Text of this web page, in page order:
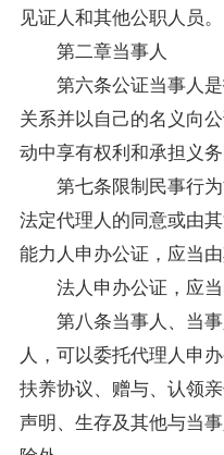
见证人和其他公职人员。
第二章当事人
第六条公证当事人是
关系并以自己的名义向
动中享有权利和承担义务
第七条限制民事行为
法定代理人的同意或由
能力人申办公证，应当
法人申办公证，应当
第八条当事人、当事
人，可以委托代理人申
扶养协议、赠与、认领
声明、生存及其他与当